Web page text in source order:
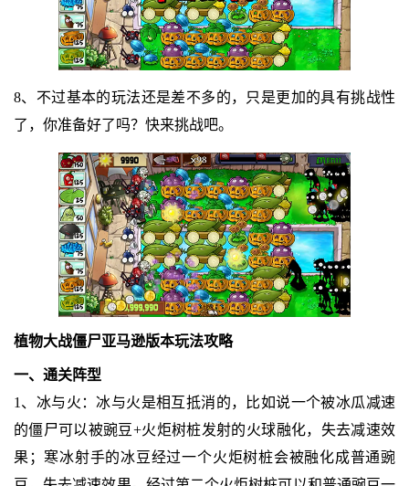
8、不过基本的玩法还是差不多的，只是更加的具有挑战性
了，你准备好了吗？快来挑战吧。
植物大战僵尸亚马逊版本玩法攻略
一、通关阵型
1、冰与火：冰与火是相互抵消的，比如说一个被冰瓜减速
的僵尸可以被豌豆+火炬树桩发射的火球融化，失去减速效
果；寒冰射手的冰豆经过一个火炬树桩会被融化成普通豌